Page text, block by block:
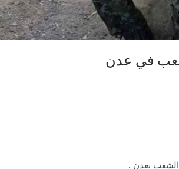
في عدن
بعدن .